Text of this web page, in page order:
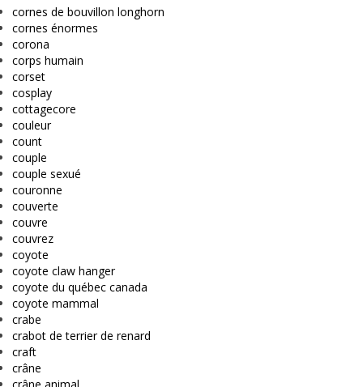
cornes de bouvillon longhorn
cornes énormes
corona
corps humain
corset
cosplay
cottagecore
couleur
count
couple
couple sexué
couronne
couverte
couvre
couvrez
coyote
coyote claw hanger
coyote du québec canada
coyote mammal
crabe
crabot de terrier de renard
craft
crâne
crâne animal